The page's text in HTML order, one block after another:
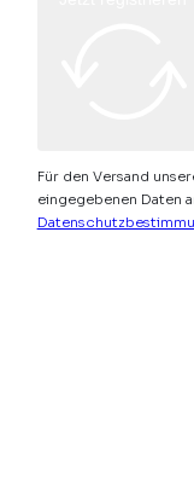
Für den Versand
eingegebenen Daten